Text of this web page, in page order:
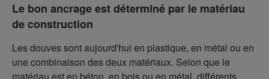
Le bon ancrage est déterminé par le matériau
de construction
Les douves sont aujourd'hui en plastique, en métal ou en
une combinaison des deux matériaux. Selon que le